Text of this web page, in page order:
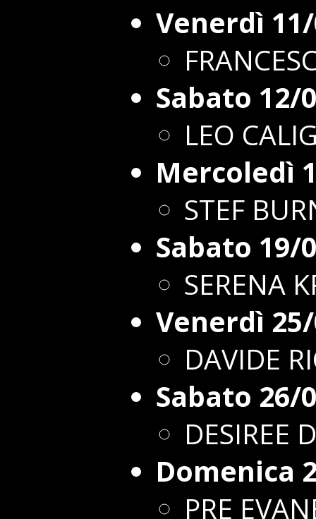
Venerdì
Sabato 12/
LEO
Mercoledì
STEF
Sabato 19/
SERENA
Venerdì
DAVIDE
Sabato 26/
DESIREE
Domenica
PRE